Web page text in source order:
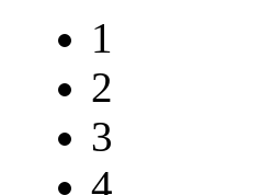
1
2
3
4